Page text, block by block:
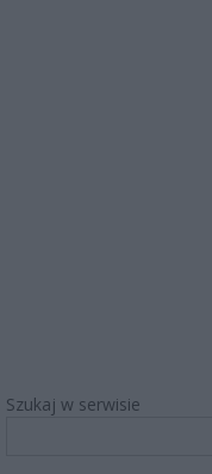
Szukaj w serwisie